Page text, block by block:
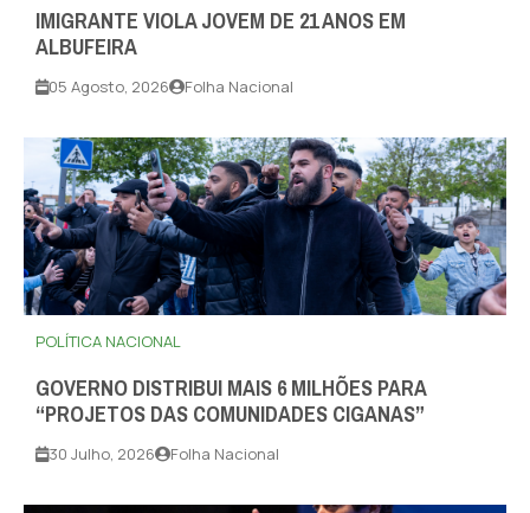
IMIGRANTE VIOLA JOVEM DE 21 ANOS EM
ALBUFEIRA
05 Agosto, 2026 Folha Nacional
POLÍTICA NACIONAL
GOVERNO DISTRIBUI MAIS 6 MILHÕES PARA
“PROJETOS DAS COMUNIDADES CIGANAS”
30 Julho, 2026 Folha Nacional